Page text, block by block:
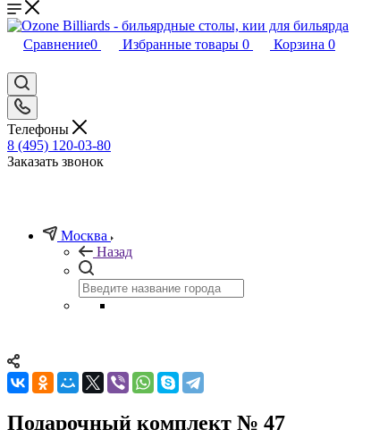
Сравнение0 Избранные товары 0 Корзина 0
Телефоны
8 (495) 120-03-80
Заказать звонок
Москва
Назад
Подарочный комплект № 47